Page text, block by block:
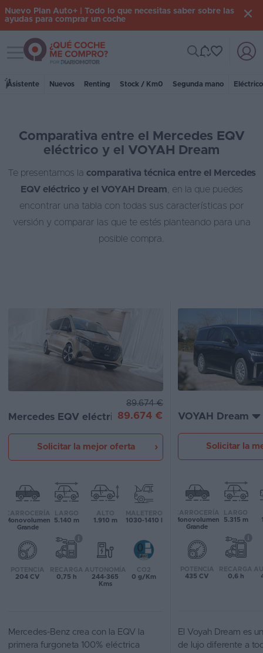
Iniciar
Coches
Renting
Suscripción
Stock
Eléctricos
Híbridos
Asistente
Foro
de
opiniones
de
compra
Comparador
Favoritos
Concesionarios
Blog
Nuevo Plan Auto+ | Todo lo que necesitas saber sobre las
ayudas para comprar un coche
Toggle navigation
Asistente Nuevos Renting Stock / Km0 Segunda mano
Comparativa entre el Mercedes EQV
eléctrico y el VOYAH Dream
Te presentamos la comparativa técnica entre el Mercedes
EQV eléctrico y el VOYAH Dream , en la que puedes
encontrar una tabla con todas sus características por
versión y comparar las que te estés planteando para una
posible compra.
Mercedes EQV eléctrico
89.674 €
89.674 €
Solicitar la mejor oferta
CARROCERÍA
Monovolumen
Grande
LARGO
5.140 m
ALTO
1.910 m
MALETERO
1030-1410 l
POTENCIA
204 CV
RECARGA
0,75 h
AUTONOMÍA
244-365
Kms
CO2
0 g/Km
VOYAH Dream
Solicitar la
CARROCERÍA
Monovolumen
Grande
LARGO
5.315 m
POTENCIA
435 CV
RECARGA
0,6 h
Mercedes-Benz crea con la EQV la
primera furgoneta 100% eléctrica
El Voyah Dream es
de lujo diferente a